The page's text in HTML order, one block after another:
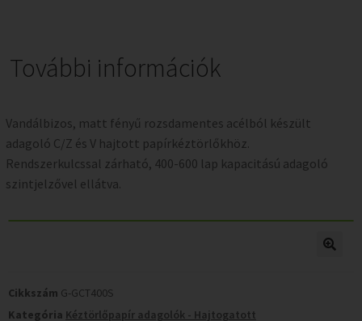
További információk
Vandálbizos, matt fényű rozsdamentes acélból készült
adagoló C/Z és V hajtott papírkéztörlőkhöz.
Rendszerkulcssal zárható, 400-600 lap kapacitású adagoló
szintjelzővel ellátva.
Cikkszám G-GCT400S
Kategória Kéztörlőpapír adagolók - Hajtogatott